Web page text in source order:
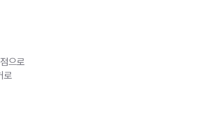
으로
로